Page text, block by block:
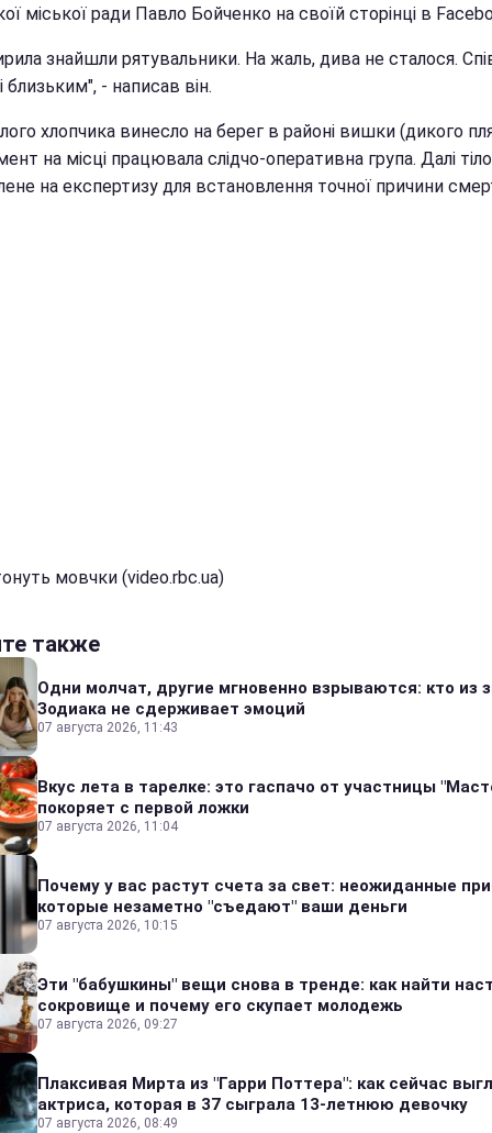
міської ради Павло Бойченко на своїй сторінці в
знайшли рятувальники. На жаль, дива не сталося.
близьким", - написав він.
хлопчика винесло на берег в районі вишки (дикого
на місці працювала слідчо-оперативна група. Далі
на експертизу для встановлення точної причини
мовчки (video.rbc.ua)
также
Одни молчат, другие мгновенно взрываются: кто из
Зодиака не сдерживает эмоций
07 августа 2026, 11:43
Вкус лета в тарелке: это гаспачо от участницы
покоряет с первой ложки
07 августа 2026, 11:04
Почему у вас растут счета за свет: неожиданные
которые незаметно "съедают" ваши деньги
07 августа 2026, 10:15
Эти "бабушкины" вещи снова в тренде: как найти
сокровище и почему его скупает молодежь
07 августа 2026, 09:27
Плаксивая Мирта из "Гарри Поттера": как сейчас
актриса, которая в 37 сыграла 13-летнюю девочку
07 августа 2026, 08:49